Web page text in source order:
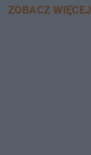
ZOBACZ WIĘCEJ